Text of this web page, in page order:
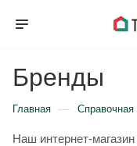
Бренды
Главная —
Наш интернет-